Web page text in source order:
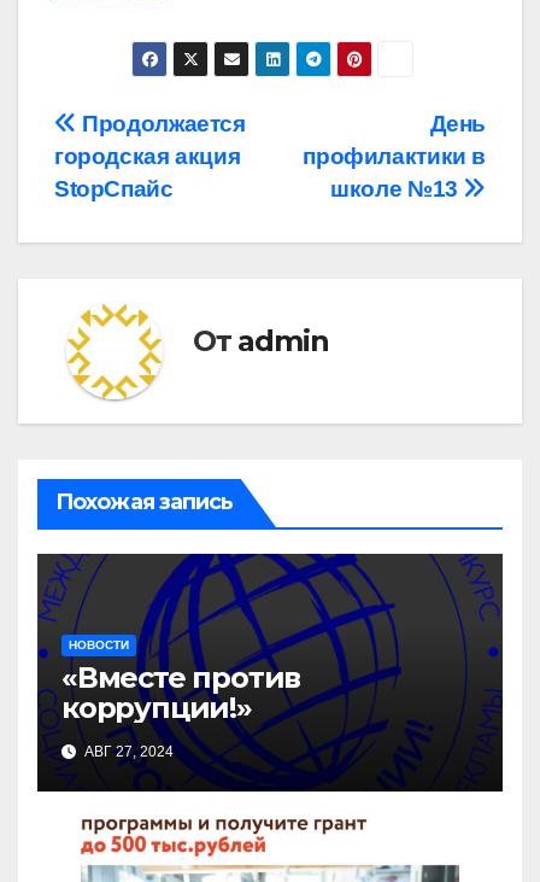
Навигация
по
записям
День
профилактики в
школе №13
Продолжается
городская акция
StopСпайс
От admin
Похожая запись
НОВОСТИ
«Вместе против
коррупции!»
АВГ 27, 2024